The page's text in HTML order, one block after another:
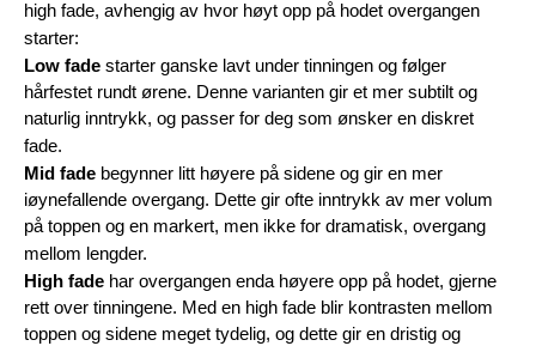
high fade, avhengig av hvor høyt opp på hodet overgangen
starter:
Low fade starter ganske lavt under tinningen og følger
hårfestet rundt ørene. Denne varianten gir et mer subtilt og
naturlig inntrykk, og passer for deg som ønsker en diskret
fade.
Mid fade begynner litt høyere på sidene og gir en mer
iøynefallende overgang. Dette gir ofte inntrykk av mer volum
på toppen og en markert, men ikke for dramatisk, overgang
mellom lengder.
High fade har overgangen enda høyere opp på hodet, gjerne
rett over tinningene. Med en high fade blir kontrasten mellom
toppen og sidene meget tydelig, og dette gir en dristig og